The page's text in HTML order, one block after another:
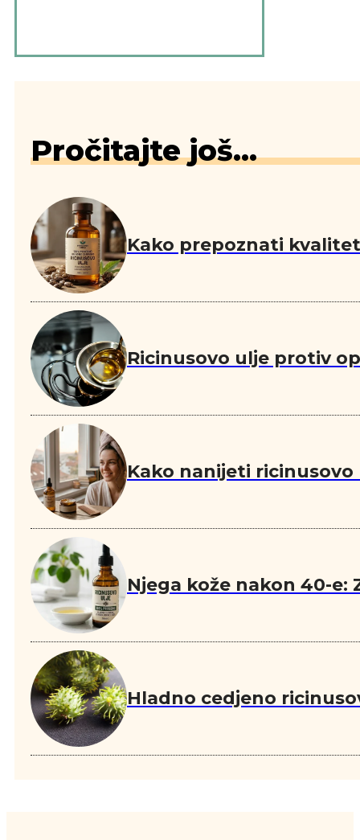
Pročitajte još...
Kako prepoznati
Ricinusovo ulje protiv
Kako nanijeti ricinusovo
Njega kože nakon 40-
Hladno cedjeno